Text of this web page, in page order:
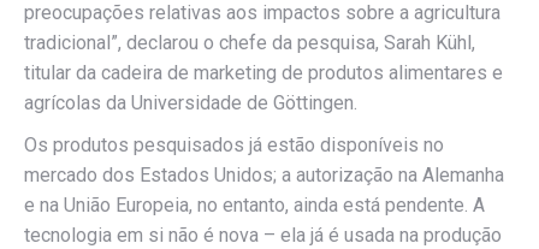
preocupações relativas aos impactos sobre a agricultura
tradicional”, declarou o chefe da pesquisa, Sarah Kühl,
titular da cadeira de marketing de produtos alimentares e
agrícolas da Universidade de Göttingen.
Os produtos pesquisados já estão disponíveis no
mercado dos Estados Unidos; a autorização na Alemanha
e na União Europeia, no entanto, ainda está pendente. A
tecnologia em si não é nova – ela já é usada na produção